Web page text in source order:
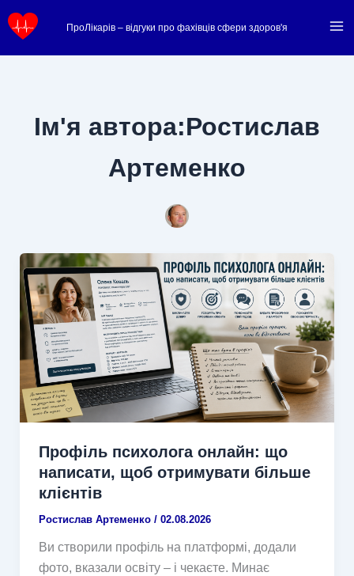
до
ПроЛікарів – відгуки про фахівців сфери здоров'я
Ім'я автора:Ростислав
Артеменко
Профіль психолога онлайн: що
написати, щоб отримувати більше
клієнтів
Ростислав Артеменко / 02.08.2026
Ви створили профіль на платформі, додали
фото, вказали освіту – і чекаєте. Минає